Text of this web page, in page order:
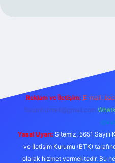
Reklam ve İletişim: E-mail:
forumhizmeti@gmail.com
Yasal Uyarı: Sitemiz, 5651
ve İletişim Kurumu (BTK)
olarak hizmet vermektedir. Bu